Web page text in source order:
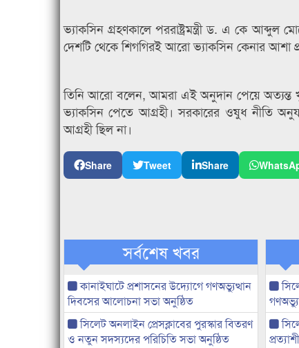
ভ্যাকসিন গ্রহণকালে পররাষ্ট্রমন্ত্রী ড. এ কে
দেশটি থেকে শিগগিরই আরো ভ্যাকসিন কেনার আশা
তিনি আরো বলেন, আমরা এই অনুদান পেয়ে অত্যন্ত
ভ্যাকসিন পেতে আগ্রহী। সরকারের ওষুধ নীতি
আগ্রহী ছিল না।
Share Tweet Share
সর্বশেষ খবর
কানাইঘাটে প্রশাসনের উদ্যোগে গণঅভ্যুত্থান
দিবসের আলোচনা সভা অনুষ্ঠিত
সিলেট অনলাইন প্রেসক্লাবের পুরস্কার বিতরণ
ও নতুন সদস্যদের পরিচিতি সভা অনুষ্ঠিত